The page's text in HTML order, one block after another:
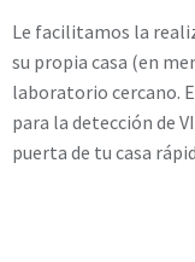
Le facilitamos la
su propia casa (en
laboratorio cercano.
para la detección de
puerta de tu casa